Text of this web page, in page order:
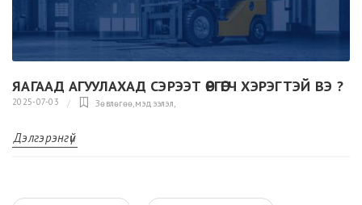
ЯАГААД АГУУЛАХАД СЭРЭЭТ ӨРГӨГЧ ХЭРЭГТЭЙ ВЭ ?
2025-07-03 Зөвлөгөө,мэдээлэл,
Дэлгэрэнгүй